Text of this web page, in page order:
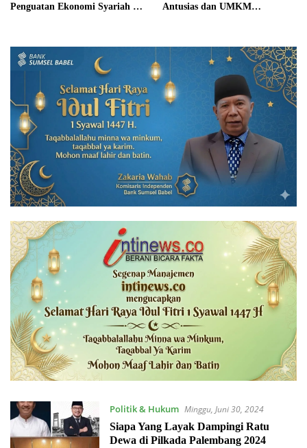
Penguatan Ekonomi Syariah di
Antusias dan UMKM
Politik & Hukum Minggu, Juni 30, 2024
Siapa Yang Layak Dampingi Ratu
Dewa di Pilkada Palembang 2024